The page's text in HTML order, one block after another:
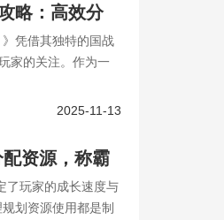
略：高效分
凭借其独特的国战
家的关注。作为一
2025-11-13
配资源，称霸
了玩家的成长速度与
划资源使用都是制